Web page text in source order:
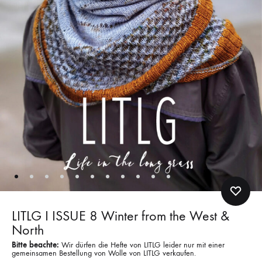
LITLG I ISSUE 8 Winter from the West &
North
Bitte beachte: Wir dürfen die Hefte von LITLG leider nur mit einer
gemeinsamen Bestellung von Wolle von LITLG verkaufen.